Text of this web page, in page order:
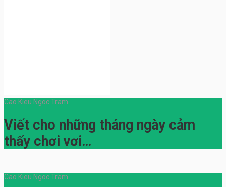
Cao Kieu Ngoc Tram
Viết cho những tháng ngày cảm
thấy chơi vơi…
Cao Kieu Ngoc Tram